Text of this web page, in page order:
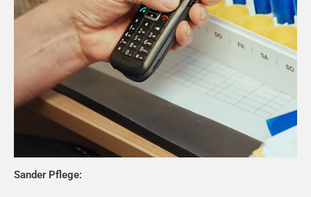
Sander Pflege: